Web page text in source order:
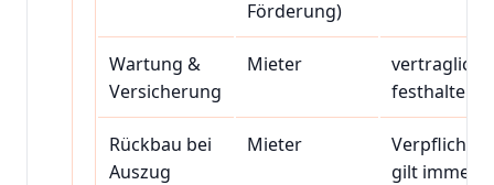
Förderung)
Wartung &
Versicherung
Mieter
vertraglich
festhalten.
Rückbau bei
Auszug
Mieter
gilt immer,